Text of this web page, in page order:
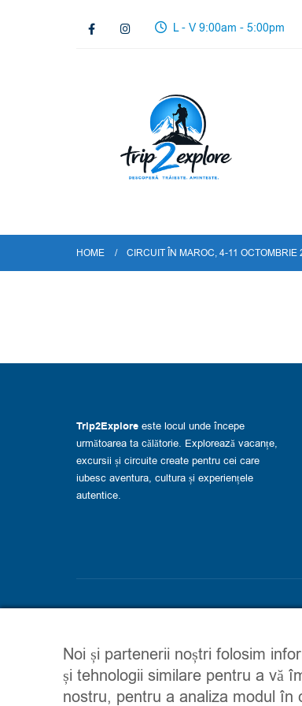
L - V 9:00am - 5:00pm
HOME CIRCUIT ÎN MAROC, 4-11
Trip2Explore este locul unde începe
următoarea ta călătorie. Explorează vacanțe,
excursii și circuite create pentru cei care
iubesc aventura, cultura și experiențele
autentice.
Noi și partenerii noștri folosim
și tehnologii similare pentru a vă
nostru, pentru a analiza modul în